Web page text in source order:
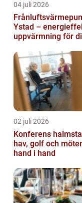
04 juli 2026
Ystad –
uppvärmning för
02 juli 2026
Konferens halmstad
hav, golf och
hand i hand